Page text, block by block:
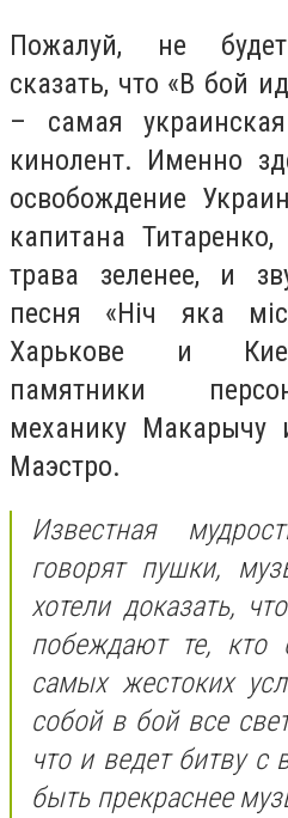
Пожалуй, не будет
сказать, что «В бой
– самая
кинолент. Именно
освобождение
капитана
трава зеленее, и
песня «Ніч яка
Харькове и
памятники
механику Макарычу
Маэстро.
Известная
говорят пушки,
хотели доказать,
побеждают те, кто
самых жестоких
собой в бой все
что и ведет битву
быть прекраснее